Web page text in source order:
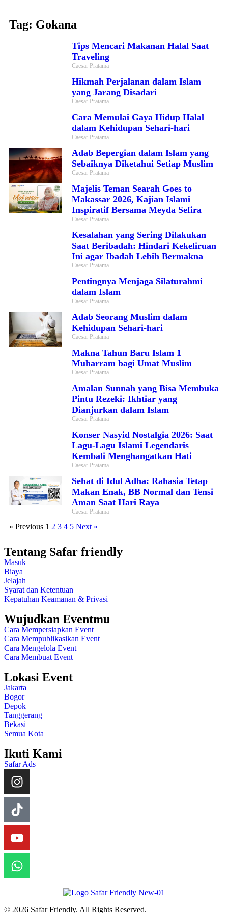
Tag: Gokana
Tips Mencari Makanan Halal Saat
Traveling
Caesar Pratama
Hikmah Perjalanan dalam Islam
yang Jarang Disadari
Caesar Pratama
Cara Memulai Gaya Hidup Halal
dalam Kehidupan Sehari-hari
Caesar Pratama
Adab Bepergian dalam Islam yang
Sebaiknya Diketahui Setiap Muslim
Caesar Pratama
Majelis Teman Searah Goes to
Makassar 2026, Kajian Islami
Inspiratif Bersama Meyda Sefira
Caesar Pratama
Kesalahan yang Sering Dilakukan
Saat Beribadah: Hindari Kekeliruan
Ini agar Ibadah Lebih Bermakna
Caesar Pratama
Pentingnya Menjaga Silaturahmi
dalam Islam
Caesar Pratama
Adab Seorang Muslim dalam
Kehidupan Sehari-hari
Caesar Pratama
Makna Tahun Baru Islam 1
Muharram bagi Umat Muslim
Caesar Pratama
Amalan Sunnah yang Bisa Membuka
Pintu Rezeki: Ikhtiar yang
Dianjurkan dalam Islam
Caesar Pratama
Konser Nasyid Nostalgia 2026: Saat
Lagu-Lagu Islami Legendaris
Kembali Menghangatkan Hati
Caesar Pratama
Sehat di Idul Adha: Rahasia Tetap
Makan Enak, BB Normal dan Tensi
Aman Saat Hari Raya
Caesar Pratama
« Previous 1 2 3 4 5 Next »
Tentang Safar friendly
Masuk
Biaya
Jelajah
Syarat dan Ketentuan
Kepatuhan Keamanan & Privasi
Wujudkan Eventmu
Cara Mempersiapkan Event
Cara Mempublikasikan Event
Cara Mengelola Event
Cara Membuat Event
Lokasi Event
Jakarta
Bogor
Depok
Tanggerang
Bekasi
Semua Kota
Ikuti Kami
Safar Ads
© 2026 Safar Friendly. All Rights Reserved.